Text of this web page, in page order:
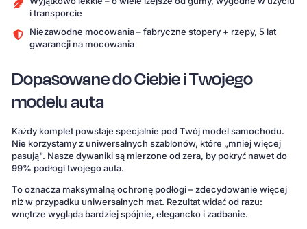
i transporcie
Niezawodne mocowania – fabryczne stopery + rzepy, 5 lat
gwarancji na mocowania
Dopasowane do Ciebie i Twojego
modelu auta
Każdy komplet powstaje specjalnie pod Twój model samochodu.
Nie korzystamy z uniwersalnych szablonów, które „mniej więcej
pasują". Nasze dywaniki są mierzone od zera, by pokryć nawet do
99% podłogi twojego auta.
To oznacza maksymalną ochronę podłogi – zdecydowanie więcej
niż w przypadku uniwersalnych mat. Rezultat widać od razu:
wnętrze wygląda bardziej spójnie, elegancko i zadbanie.